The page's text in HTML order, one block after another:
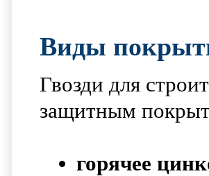
Виды
Гвозди для
защитным
горячее